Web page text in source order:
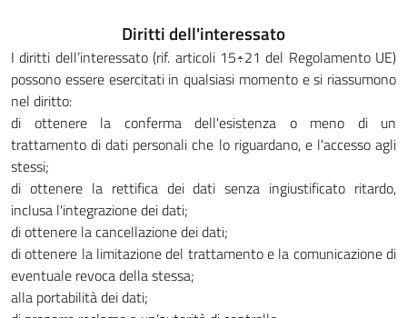
Diritti dell'interessato
I diritti dell’interessato (rif. articoli 15÷21 del Regolamento UE)
possono essere esercitati in qualsiasi momento e si riassumono
nel diritto:
di ottenere la conferma dell'esistenza o meno di un
trattamento di dati personali che lo riguardano, e l'accesso agli
stessi;
di ottenere la rettifica dei dati senza ingiustificato ritardo,
inclusa l'integrazione dei dati;
di ottenere la cancellazione dei dati;
di ottenere la limitazione del trattamento e la comunicazione di
eventuale revoca della stessa;
alla portabilità dei dati;